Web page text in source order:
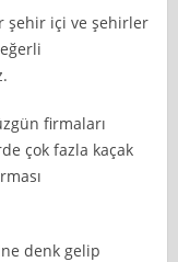
şehir içi ve şehirler
firmaları
çok fazla kaçak
denk gelip